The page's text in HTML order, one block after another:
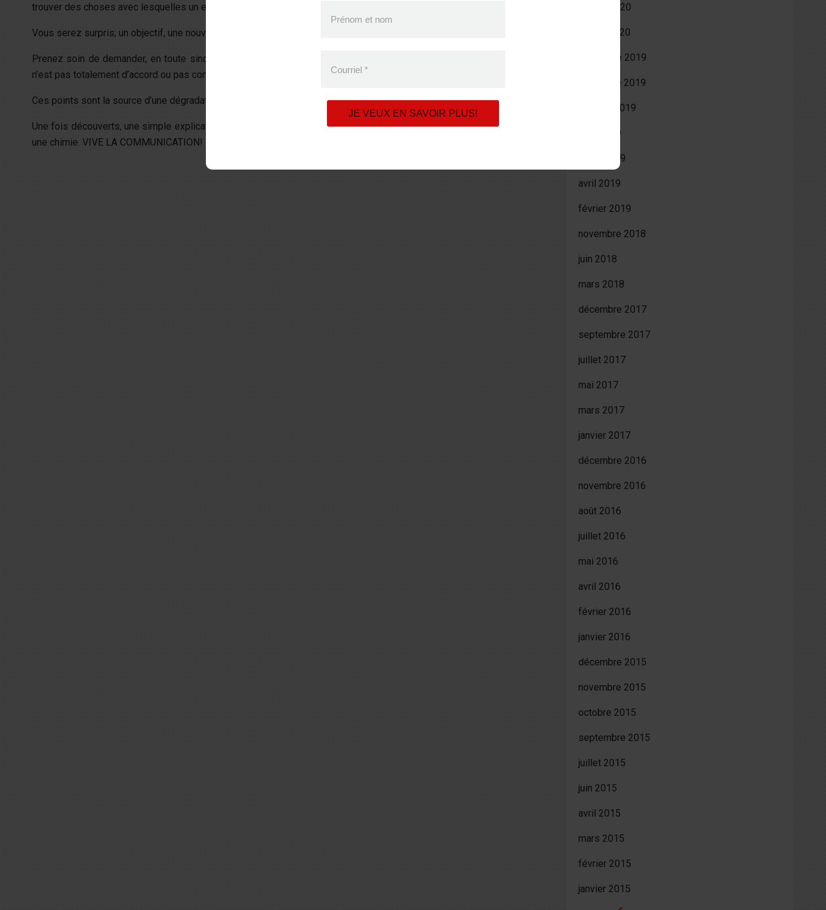
trouver des choses avec lesquelles un employé n’est pas d’accord, n’est pas à l’aise.
Vous serez surpris; un objectif, une nouvelle politique, une nouvelle tâche….
Prenez soin de demander, en toute sincérité, en utilisant un sondage par écrit, les points avec lesquels un employé
n’est pas totalement d’accord ou pas complètement à l’aise.
Ces points sont la source d’une dégradation de la chimie.
Une fois découverts, une simple explication peut parfois suffire à rétablir le tout, faire disparaître le malaise et recréer
une chimie. VIVE LA COMMUNICATION!
février 2020
janvier 2020
décembre 2019
novembre 2019
octobre 2019
août 2019
juillet 2019
avril 2019
février 2019
novembre 2018
juin 2018
mars 2018
décembre 2017
septembre 2017
juillet 2017
mai 2017
mars 2017
janvier 2017
décembre 2016
novembre 2016
août 2016
juillet 2016
mai 2016
avril 2016
février 2016
janvier 2016
décembre 2015
novembre 2015
octobre 2015
septembre 2015
juillet 2015
juin 2015
avril 2015
mars 2015
février 2015
janvier 2015
Prénom et nom
Courriel *
JE VEUX EN SAVOIR PLUS!